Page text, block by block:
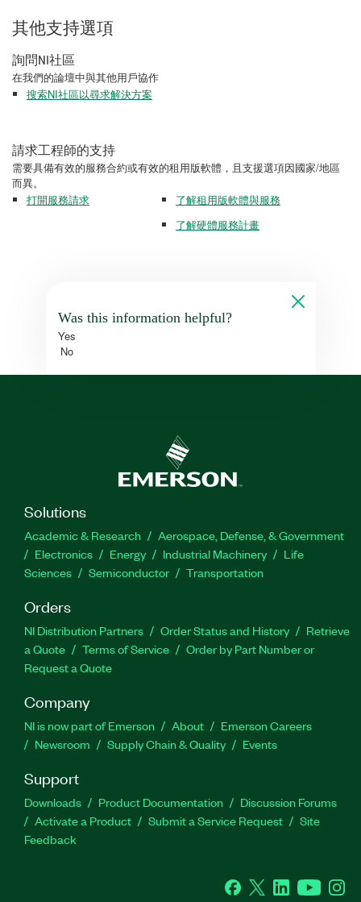
其他支持選項
詢問NI社區
在我們的論壇中與其他用戶協作
搜索NI社區以尋求解決方案
請求工程師的支持
需要具備有效的服務合約或有效的租用版軟體，且支援選項因國家/地區
而異。
打開服務請求
了解租用版軟體與服務
了解硬體服務計畫
Was this information helpful?
Yes
No
Solutions
Academic & Research
Aerospace, Defense, & Government
Electronics
Energy Industrial Machinery
Life
Sciences
Semiconductor Transportation
Orders
NI Distribution Partners Order Status and History
Retrieve
a Quote
Terms of Service
Order by Part Number or
Request a Quote
Company
NI is now part of Emerson About
Emerson Careers
Newsroom
Supply Chain & Quality Events
Support
Downloads Product Documentation
Discussion Forums
Activate a Product
Submit a Service Request
Site
Feedback
Facebook
Twitter LinkedInYouTube